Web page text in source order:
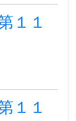
１１
１１